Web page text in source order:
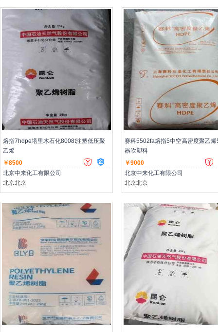
熔指7hdpe塔里木石化8008t注塑低压聚
乙烯
￥8500
北京中来化工有限公司
北京北京
赛科5502fa熔指5中空高密度聚乙烯
器吹塑料
￥9000
北京中来化工有限公司
北京北京